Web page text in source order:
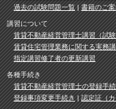
過去の試験問題一覧
書籍のご
講習について
賃貸不動産経営管理士講習（試
賃貸住宅管理業務に関する実務
指定講習修了者の更新講習
各種手続き
賃貸不動産経営管理士の登録手
登録事項変更手続き
認定証（